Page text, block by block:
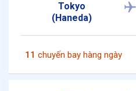
Tokyo
(Haneda)
11 chuyến bay hàng ngày